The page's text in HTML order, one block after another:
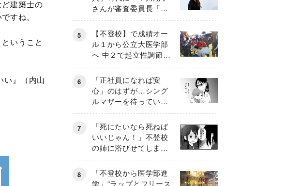
建築士の
すね。
いうこと
』（内山
さんが審査委員長「不
登校生動画甲子園
2026」が開催
【不登校】で成績オー
ル１から公立大医学部
へ 中２で起立性調節障
害「治るまで３年」の
診断 そのとき母は
「正社員になれば安
心」のはずが…シング
ルマザーを待ってい
た“魔の２年間”【前編】
「死にたいなら死ねば
いいじゃん！」不登校
の姉に浴びせてしまっ
た言葉【番外編・後
編】
「不登校から医学部進
学」“ラップとフリース